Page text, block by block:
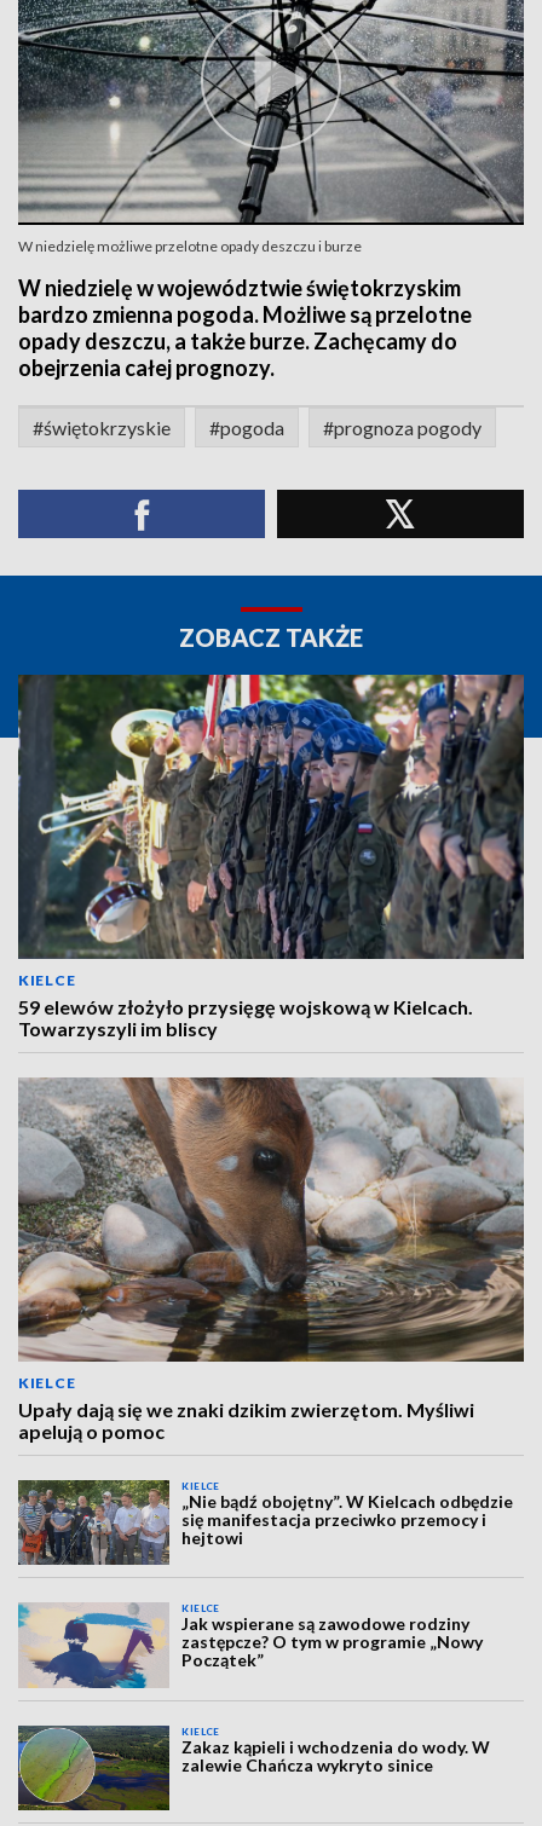
W niedzielę możliwe przelotne opady deszczu i burze
W niedzielę w województwie świętokrzyskim
bardzo zmienna pogoda. Możliwe są przelotne
opady deszczu, a także burze. Zachęcamy do
obejrzenia całej prognozy.
#świętokrzyskie #pogoda #prognoza pogody
ZOBACZ TAKŻE
KIELCE
59 elewów złożyło przysięgę wojskową w Kielcach.
Towarzyszyli im bliscy
KIELCE
Upały dają się we znaki dzikim zwierzętom. Myśliwi
apelują o pomoc
KIELCE
„Nie bądź obojętny”. W Kielcach odbędzie
się manifestacja przeciwko przemocy i
hejtowi
KIELCE
Jak wspierane są zawodowe rodziny
zastępcze? O tym w programie „Nowy
Początek”
KIELCE
Zakaz kąpieli i wchodzenia do wody. W
zalewie Chańcza wykryto sinice